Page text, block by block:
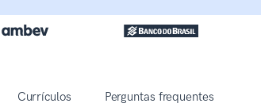
Currículos Perguntas frequentes